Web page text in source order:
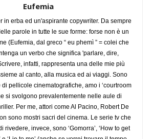
Eufemia
in erba ed un'aspirante copywriter. Da sempre
parole in tutte le sue forme: forse non è un
(Eufemia, dal greco “ eu phemì ” = colei che
un verbo che significa 'parlare, dire,
infatti, rappresenta una delle mie più
al canto, alla musica ed ai viaggi. Sono
pellicole cinematografiche, amo i ‘courtroom
si svolgono prevalentemente nelle aule di
Per me, attori come Al Pacino, Robert De
sono mostri sacri del cinema. Le serie tv che
rivedere, invece, sono ‘Gomorra’, ‘How to get